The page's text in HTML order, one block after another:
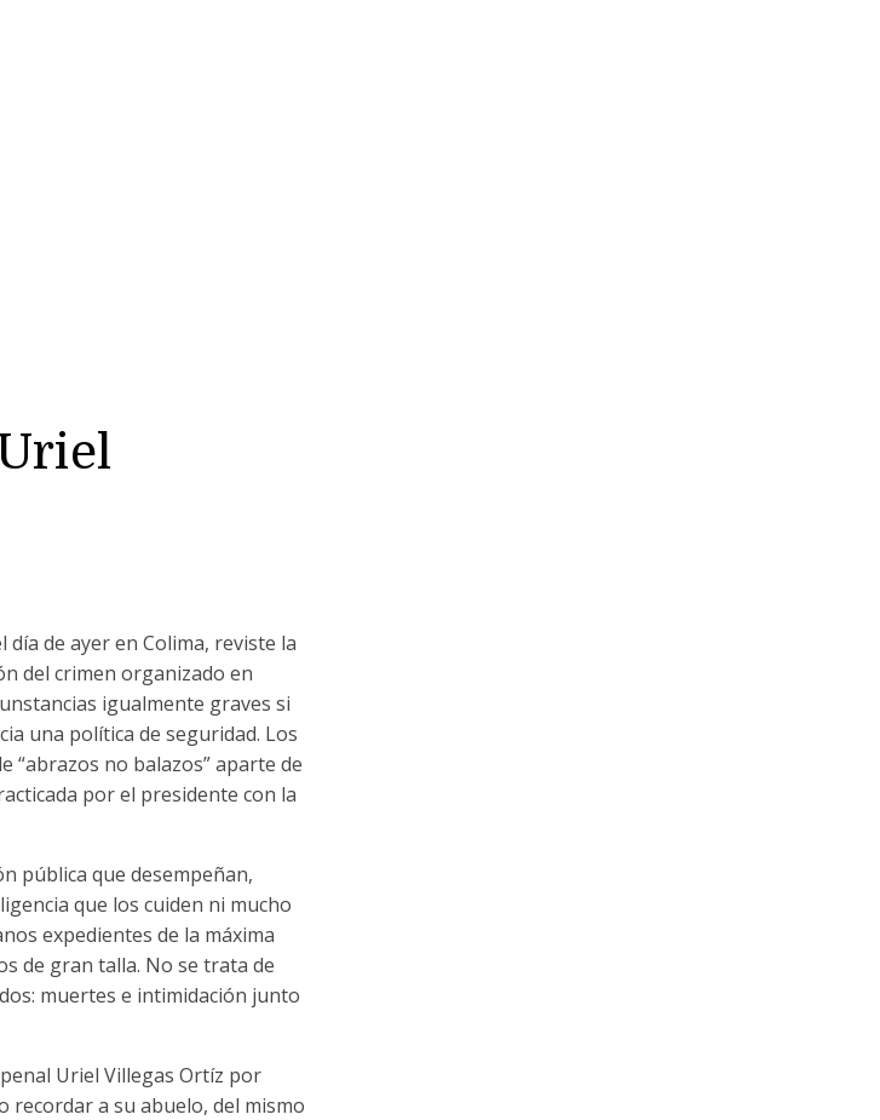
de ayer en Colima, reviste la
del crimen organizado en
igualmente graves si
una política de seguridad. Los
“abrazos no balazos” aparte de
por el presidente con la
pública que desempeñan,
que los cuiden ni mucho
expedientes de la máxima
de gran talla. No se trata de
muertes e intimidación junto
Uriel Villegas Ortíz por
recordar a su abuelo, del mismo